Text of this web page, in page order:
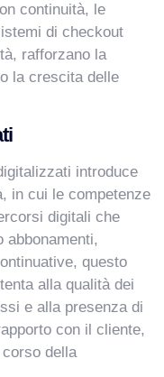
continuità, le
di checkout
rafforzano la
la crescita delle
introduce
in cui le competenze
digitali che
abbonamenti,
questo
alla qualità dei
e alla presenza di
con il cliente,
della